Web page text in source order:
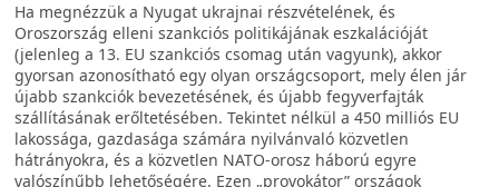
Ha megnézzük a Nyugat ukrajnai részvételének, és
Oroszország elleni szankciós politikájának eszkalációját
(jelenleg a 13. EU szankciós csomag után vagyunk), akkor
gyorsan azonosítható egy olyan országcsoport, mely élen jár
újabb szankciók bevezetésének, és újabb fegyverfajták
szállításának erőltetésében. Tekintet nélkül a 450 milliós EU
lakossága, gazdasága számára nyilvánvaló közvetlen
hátrányokra, és a közvetlen NATO-orosz háború egyre
valószínűbb lehetőségére. Ezen „provokátor” országok